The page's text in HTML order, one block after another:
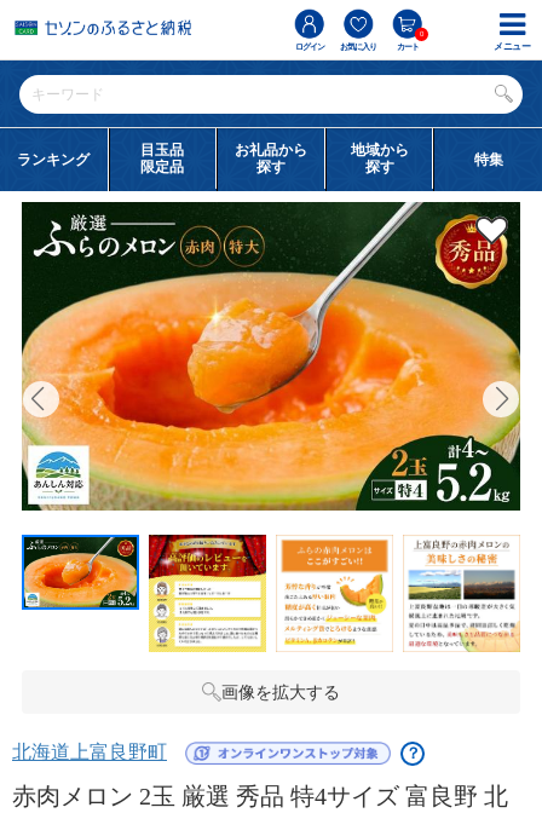
ログイン お気に入り カート
0
ランキング
目玉品
限定品
お礼品から
探す
地域から
探す
特集
画像を拡大する
北海道上富良野町 ？
赤肉メロン 2玉 厳選 秀品 特4サイズ 富良野 北
メニュー